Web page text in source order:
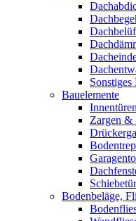
Bauelemente
Innentüren
Zargen &
Bodenbeläge,